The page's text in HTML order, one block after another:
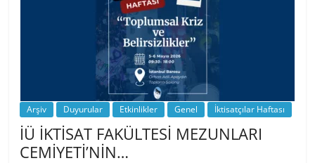
Arşiv Duyurular Etkinlikler Genel İktisatçılar Haftası
İÜ İKTİSAT FAKÜLTESİ MEZUNLARI
CEMİYETİ’NİN…